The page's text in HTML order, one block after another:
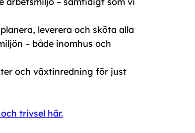
leverera och sköta alla
– både inomhus och
och växtinredning för just
trivsel här.